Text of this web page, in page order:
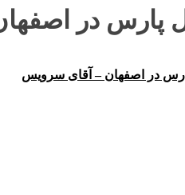
پارس در
در اصفهان – آقای سرویس